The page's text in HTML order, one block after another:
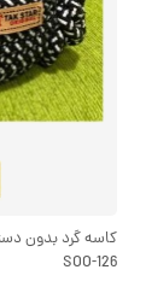
کاسه گرد بدون
SOO-126